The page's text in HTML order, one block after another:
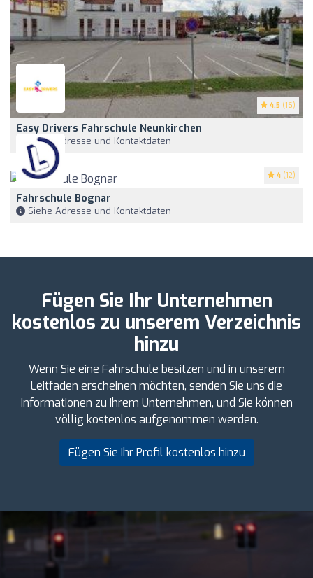
4.5 (16)
Easy Drivers Fahrschule Neunkirchen
Siehe Adresse und Kontaktdaten
4 (12)
Fahrschule Bognar
Siehe Adresse und Kontaktdaten
Fügen Sie Ihr Unternehmen
kostenlos zu unserem Verzeichnis
hinzu
Wenn Sie eine Fahrschule besitzen und in unserem
Leitfaden erscheinen möchten, senden Sie uns die
Informationen zu Ihrem Unternehmen, und Sie können
völlig kostenlos aufgenommen werden.
Fügen Sie Ihr Profil kostenlos hinzu